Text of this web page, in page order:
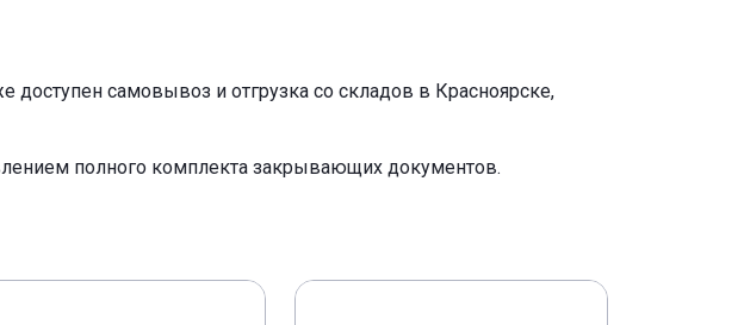
самовывоз и отгрузка со складов в Красноярске,
полного комплекта закрывающих документов.